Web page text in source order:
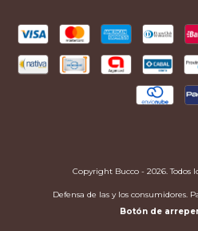
Copyright Bucco - 2026. Todos
Defensa de las y los consumidores.
Botón de